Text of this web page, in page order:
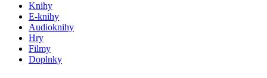
Knihy
E-knihy
Audioknihy
Hry
Filmy
Doplnky